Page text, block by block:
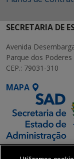
SECRETARIA DE
Avenida
Parque dos
CEP.: 79031-310
MAPA